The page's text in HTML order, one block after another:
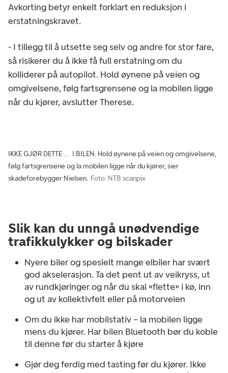
Avkorting betyr enkelt forklart en reduksjon i
erstatningskravet.
- I tillegg til å utsette seg selv og andre for stor fare,
så risikerer du å ikke få full erstatning om du
kolliderer på autopilot. Hold øynene på veien og
omgivelsene, følg fartsgrensene og la mobilen ligge
når du kjører, avslutter Therese.
IKKE GJØR DETTE … I BILEN: Hold øynene på veien og omgivelsene,
følg fartsgrensene og la mobilen ligge når du kjører, sier
skadeforebygger Nielsen. Foto: NTB scanpix
Slik kan du unngå unødvendige
trafikkulykker og bilskader
Nyere biler og spesielt mange elbiler har svært
god akselerasjon. Ta det pent ut av veikryss, ut
av rundkjøringer og når du skal «flette» i kø, inn
og ut av kollektivfelt eller på motorveien
Om du ikke har mobilstativ – la mobilen ligge
mens du kjører. Har bilen Bluetooth bør du koble
til denne før du starter å kjøre
Gjør deg ferdig med tasting før du kjører. Ikke